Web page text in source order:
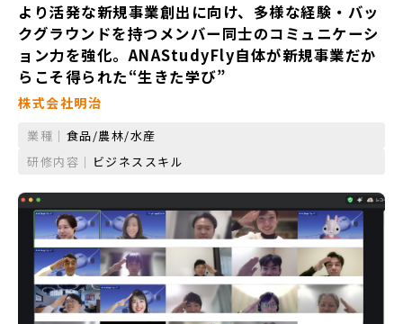
より活発な新規事業創出に向け、多様な経験・バッ
クグラウンドを持つメンバー同士のコミュニケーシ
ョン力を強化。ANAStudyFly自体が新規事業だか
らこそ得られた“生きた学び”
株式会社明治
業種｜ 食品/農林/水産
研修内容｜ ビジネススキル